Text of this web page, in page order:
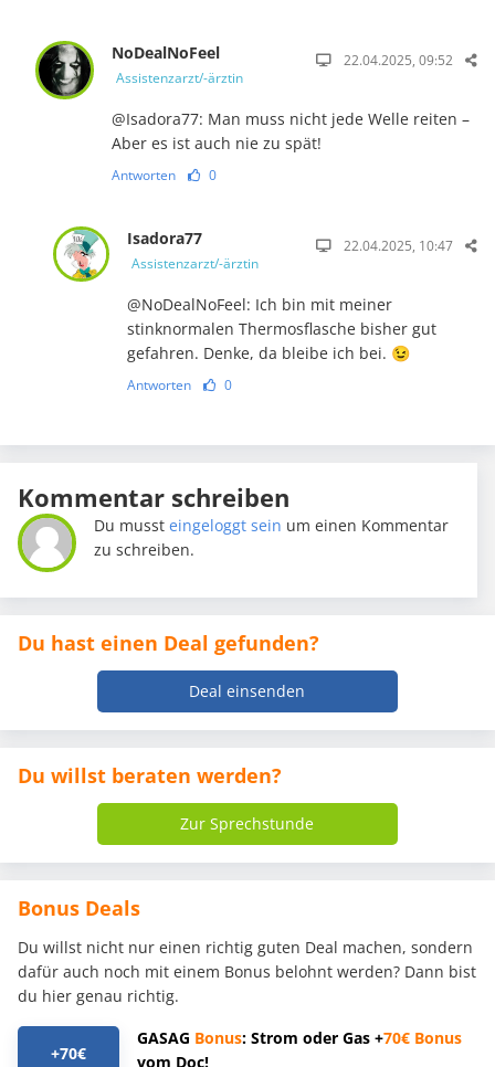
NoDealNoFeel
Assistenzarzt/-ärztin
22.04.2025, 09:52
@Isadora77: Man muss nicht jede Welle reiten –
Aber es ist auch nie zu spät!
Antworten 0
Isadora77
Assistenzarzt/-ärztin
22.04.2025, 10:47
@NoDealNoFeel: Ich bin mit meiner
stinknormalen Thermosflasche bisher gut
gefahren. Denke, da bleibe ich bei. 😉
Antworten 0
Kommentar schreiben
Du mussteingeloggt sein um einen Kommentar
zu schreiben.
Du hast einen Deal gefunden?
Deal einsenden
Du willst beraten werden?
Zur Sprechstunde
Bonus Deals
Du willst nicht nur einen richtig guten Deal machen, sondern
dafür auch noch mit einem Bonus belohnt werden? Dann bist
du hier genau richtig.
+70€
GASAG Bonus: Strom oder Gas +70€ Bonus
vom Doc!